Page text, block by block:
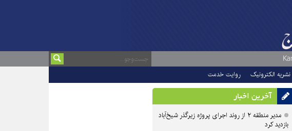
نشریه الکترونیک روایت خدمت
آخرین اخبار
مدیر منطقه ۲ از روند اجرای پروژه زیرگذر شیخ‌آباد
بازدید کرد